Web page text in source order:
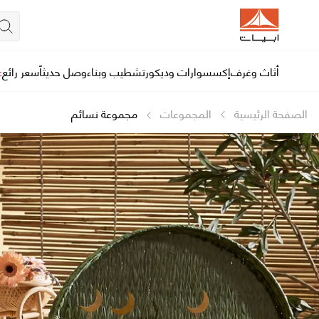
أثاث وغرفإكسسوارات وديكورتشطيب وبناءوصل حديثاًسعر رائع
الصفحة الرئيسية المجموعات مجموعة نسائم